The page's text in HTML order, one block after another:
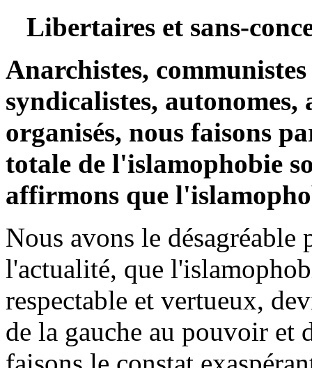
Libertaires et sans-
Anarchistes,
syndicalistes,
organisés, nous faisons
totale de l'islamophobie
affirmons que
Nous avons le désagréable
l'actualité, que
respectable et vertueux,
de la gauche au pouvoir et